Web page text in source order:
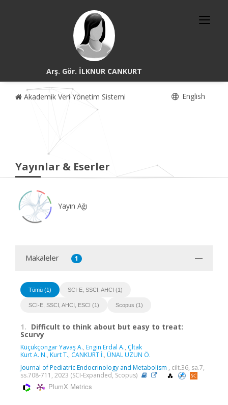
Arş. Gör. İLKNUR CANKURT
Akademik Veri Yönetim Sistemi English
Yayınlar & Eserler
Yayın Ağı
Makaleler 1
Tümü (1) SCI-E, SSCI, AHCI (1)
SCI-E, SSCI, AHCI, ESCI (1) Scopus (1)
1. Difficult to think about but easy to treat:
Scurvy
Küçükçongar Yavaş A., Engin Erdal A., Çltak
Kurt A. N., Kurt T., CANKURT İ., ÜNAL UZUN Ö.
Journal of Pediatric Endocrinology and Metabolism , cilt.36, sa.7,
ss.708-711, 2023 (SCI-Expanded, Scopus)
PlumX Metrics